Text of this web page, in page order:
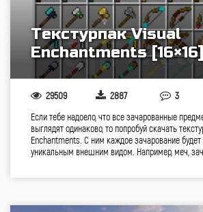
Текстурпак Visual
Enchantments [16×16]
29509 2887 3
Если тебе надоело, что все зачарованные
выглядят одинаково, то попробуй скачать
Enchantments. С ним каждое зачарование
уникальным внешним видом. Например, меч,